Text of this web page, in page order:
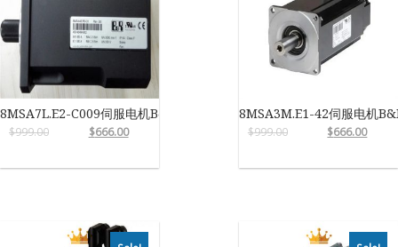
8MSA7L.E2-C009伺服电机B&R
$999.00 $666.00
8MSA3M.E1-42伺服电机
$999.00 $666.00